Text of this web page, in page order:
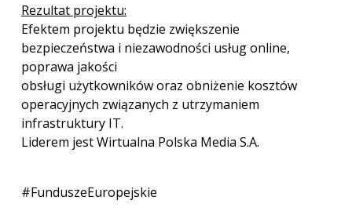
Rezultat projektu:
Efektem projektu będzie zwiększenie
bezpieczeństwa i niezawodności usług online,
poprawa jakości
obsługi użytkowników oraz obniżenie kosztów
operacyjnych związanych z utrzymaniem
infrastruktury IT.
Liderem jest Wirtualna Polska Media S.A.
#FunduszeEuropejskie